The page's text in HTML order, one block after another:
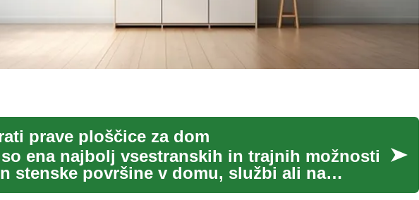
prave ploščice za dom
ena najbolj vsestranskih in trajnih možnosti
stenske površine v domu, službi ali na